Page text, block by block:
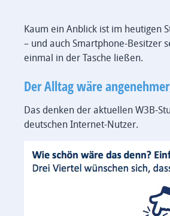
Kaum ein Anblick ist im heutigen
– und auch Smartphone-Besitzer
einmal in der Tasche ließen.
Der Alltag wäre
Das denken der aktuellen W3B-
deutschen Internet-Nutzer.